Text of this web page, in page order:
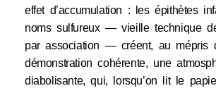
effet d’accumulation : les épithètes
noms sulfureux — vieille technique
par association — créent, au mépris
démonstration cohérente, une
diabolisante, qui, lorsqu’on lit le